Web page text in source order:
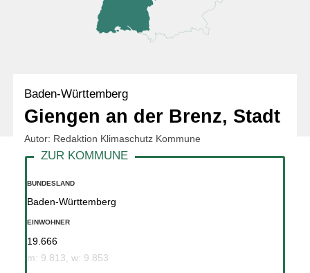
Baden-Württemberg
Giengen an der Brenz, Stadt
Autor: Redaktion Klimaschutz Kommune
BUNDESLAND
Baden-Württemberg
EINWOHNER
19.666
m: 9.813, w: 9.853